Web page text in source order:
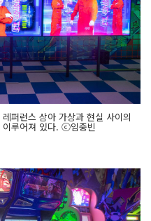
퍼런스 삼아 가상과 현실 사이의
이루어져 있다. ⓒ임중빈